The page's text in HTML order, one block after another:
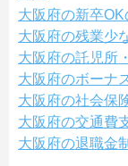
大阪府の新卒
大阪府の残業少
大阪府の託児所
大阪府のボーナ
大阪府の社会保
大阪府の交通費
大阪府の退職金